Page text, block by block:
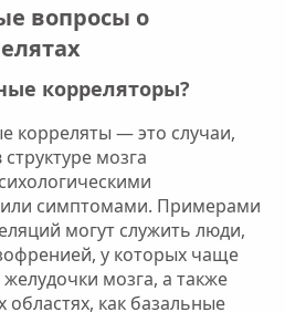
вопросы о
корреляторы?​
корреляты — это случаи,
мозга
или симптомами. Примерами
могут служить люди,
у которых чаще
мозга, а также
областях, как базальные